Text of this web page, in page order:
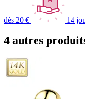
dès 20 € 14
4 autres